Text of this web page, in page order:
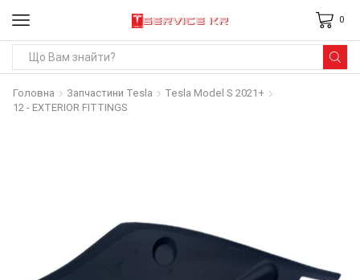
0
Головна Запчастини Tesla
Tesla Model S 2021+
12 - EXTERIOR FITTINGS